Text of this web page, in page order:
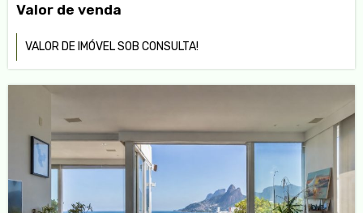
Valor de venda
VALOR DE IMÓVEL SOB CONSULTA!